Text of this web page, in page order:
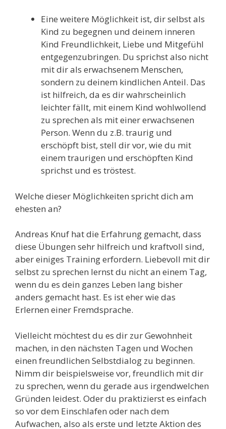
Eine weitere Möglichkeit ist, dir selbst als
Kind zu begegnen und deinem inneren
Kind Freundlichkeit, Liebe und Mitgefühl
entgegenzubringen. Du sprichst also nicht
mit dir als erwachsenem Menschen,
sondern zu deinem kindlichen Anteil. Das
ist hilfreich, da es dir wahrscheinlich
leichter fällt, mit einem Kind wohlwollend
zu sprechen als mit einer erwachsenen
Person. Wenn du z.B. traurig und
erschöpft bist, stell dir vor, wie du mit
einem traurigen und erschöpften Kind
sprichst und es tröstest.
Welche dieser Möglichkeiten spricht dich am
ehesten an?
Andreas Knuf hat die Erfahrung gemacht, dass
diese Übungen sehr hilfreich und kraftvoll sind,
aber einiges Training erfordern. Liebevoll mit dir
selbst zu sprechen lernst du nicht an einem Tag,
wenn du es dein ganzes Leben lang bisher
anders gemacht hast. Es ist eher wie das
Erlernen einer Fremdsprache.
Vielleicht möchtest du es dir zur Gewohnheit
machen, in den nächsten Tagen und Wochen
einen freundlichen Selbstdialog zu beginnen.
Nimm dir beispielsweise vor, freundlich mit dir
zu sprechen, wenn du gerade aus irgendwelchen
Gründen leidest. Oder du praktizierst es einfach
so vor dem Einschlafen oder nach dem
Aufwachen, also als erste und letzte Aktion des